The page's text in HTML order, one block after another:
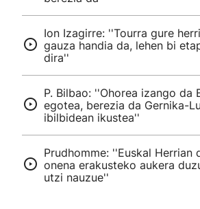
Ion Izagirre: ''Tourra gure
gauza handia da, lehen bi
dira''
P. Bilbao: ''Ohorea izango da
egotea, berezia da Gernika-
ibilbidean ikustea''
Prudhomme: ''Euskal Herrian
onena erakusteko aukera
utzi nauzue''